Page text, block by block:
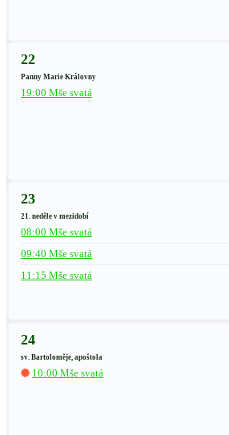
22
Panny Marie Královny
19:00 Mše svatá
23
21. neděle v mezidobí
08:00 Mše svatá
09:40 Mše svatá
11:15 Mše svatá
24
sv. Bartoloměje, apoštola
10:00 Mše svatá